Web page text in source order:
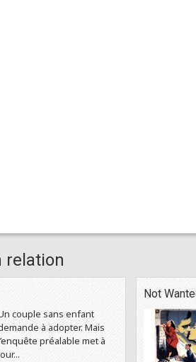
relation
couple sans enfant
à adopter. Mais
préalable met à
Not